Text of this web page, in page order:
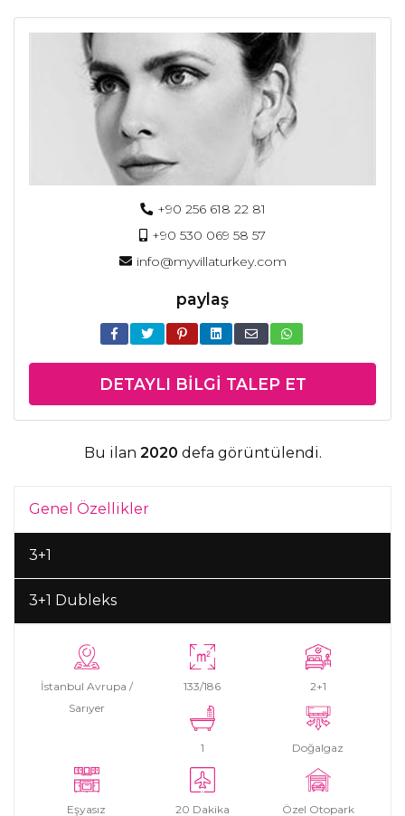
+90 256 618 22 81
+90 530 069 58 57
info@myvillaturkey.com
paylaş
DETAYLI BILGI TALEP ET
Bu ilan 2020 defa görüntülendi.
Genel Özellikler
3+1
3+1 Dubleks
İstanbul Avrupa /
Sarıyer
133/186 2+1
1 Doğalgaz
Eşyasız 20 Dakika Özel Otopark